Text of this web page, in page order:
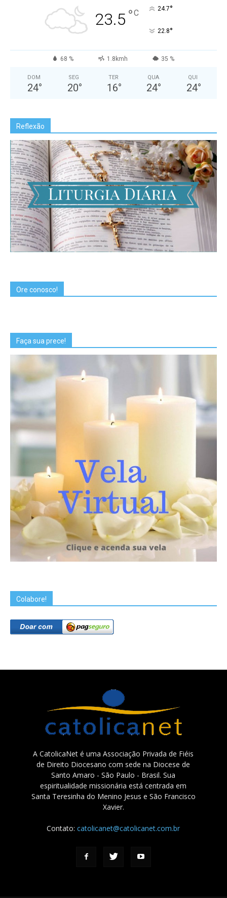
23.5 °C 24.7°
22.8°
68 % 1.8kmh 35 %
DOM
24°
SEG
20°
TER
16°
QUA
24°
QUI
24°
Reflexão
Ore conosco!
Faça sua prece!
Colabore!
A CatolicaNet é uma Associação Privada de Fiéis
de Direito Diocesano com sede na Diocese de
Santo Amaro - São Paulo - Brasil. Sua
espiritualidade missionária está centrada em
Santa Teresinha do Menino Jesus e São Francisco
Xavier.
Contato:catolicanet@catolicanet.com.br